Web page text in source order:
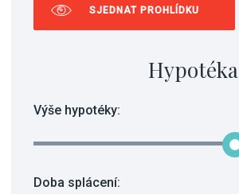
SJEDNAT PROHLÍDKU
Hypotéka
Výše hypotéky:
Doba splácení: